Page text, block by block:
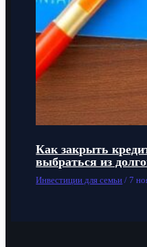
Как закрыть
выбраться из
Инвестиции для семьи /7